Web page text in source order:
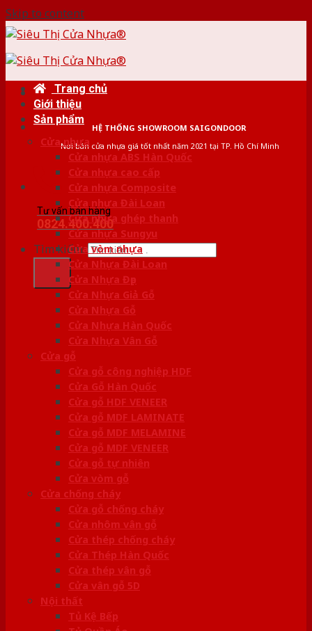
Skip to content
HỆ THỐNG SHOWROOM SAIGONDOOR
Nơi bán cửa nhựa giá tốt nhất năm 2021 tại TP. Hồ Chí Minh
Tư vấn bán hàng
0824.400.400
Tìm kiếm:
Trang chủ
Giới thiệu
Sản phẩm
Cửa nhựa
Cửa nhựa ABS Hàn Quốc
Cửa nhựa cao cấp
Cửa nhựa Composite
Cửa nhựa Đài Loan
Cửa nhựa ghép thanh
Cửa nhựa Sungyu
Cửa vòm nhựa
Cửa Nhựa Đài Loan
Cửa Nhựa Đẹp
Cửa Nhựa Giả Gỗ
Cửa Nhựa Gỗ
Cửa Nhựa Hàn Quốc
Cửa Nhựa Vân Gỗ
Cửa gỗ
Cửa gỗ công nghiệp HDF
Cửa Gỗ Hàn Quốc
Cửa gỗ HDF VENEER
Cửa gỗ MDF LAMINATE
Cửa gỗ MDF MELAMINE
Cửa gỗ MDF VENEER
Cửa gỗ tự nhiên
Cửa vòm gỗ
Cửa chống cháy
Cửa gỗ chống cháy
Cửa nhôm vân gỗ
Cửa thép chống cháy
Cửa Thép Hàn Quốc
Cửa thép vân gỗ
Cửa vân gỗ 5D
Nội thất
Tủ Kệ Bếp